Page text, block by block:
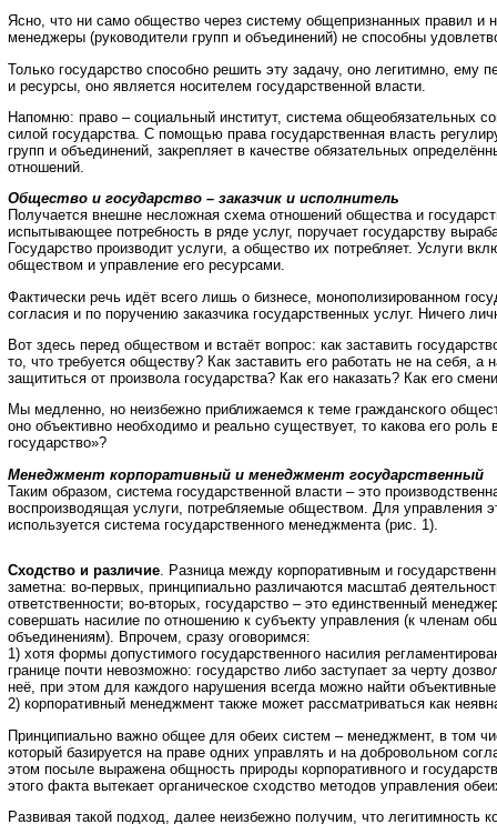
Ясно, что ни само общество через систему общепризнанных правил и
менеджеры (руководители групп и объединений) не способны
Только государство способно решить эту задачу, оно легитимно, ему
и ресурсы, оно является носителем государственной власти.
Напомню: право – социальный институт, система общеобязательных
силой государства. С помощью права государственная власть
групп и объединений, закрепляет в качестве обязательных
отношений.
Общество и государство – заказчик и исполнитель
Получается внешне несложная схема отношений общества и
испытывающее потребность в ряде услуг, поручает государству
Государство производит услуги, а общество их потребляет. Услуги
обществом и управление его ресурсами.
Фактически речь идёт всего лишь о бизнесе, монополизированном
согласия и по поручению заказчика государственных услуг. Ничего
Вот здесь перед обществом и встаёт вопрос: как заставить
то, что требуется обществу? Как заставить его работать не на себя, а
защититься от произвола государства? Как его наказать? Как его
Мы медленно, но неизбежно приближаемся к теме гражданского
оно объективно необходимо и реально существует, то какова его роль
государство»?
Менеджмент корпоративный и менеджмент государственный
Таким образом, система государственной власти – это
воспроизводящая услуги, потребляемые обществом. Для управления
используется система государственного менеджмента (рис. 1).
Сходство и различие. Разница между корпоративным и
заметна: во-первых, принципиально различаются масштаб
ответственности; во-вторых, государство – это единственный
совершать насилие по отношению к субъекту управления (к членам
объединениям). Впрочем, сразу оговоримся:
1) хотя формы допустимого государственного насилия
границе почти невозможно: государство либо заступает за черту
неё, при этом для каждого нарушения всегда можно найти
2) корпоративный менеджмент также может рассматриваться как
Принципиально важно общее для обеих систем – менеджмент, в том
который базируется на праве одних управлять и на добровольном
этом посыле выражена общность природы корпоративного и
этого факта вытекает органическое сходство методов управления
Развивая такой подход, далее неизбежно получим, что легитимность